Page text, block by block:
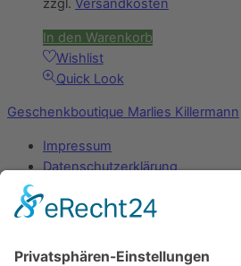
zzgl. Versandkosten
In den Warenkorb
Wishlist
Quick Look
Geschenkboutique Marlies Killermann
Impressum
Datenschutzerklärung
Zahlungsarten
Widerrufsbelehrung